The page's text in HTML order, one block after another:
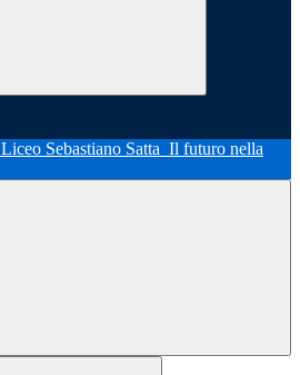
Liceo Sebastiano Satta Il futuro nella